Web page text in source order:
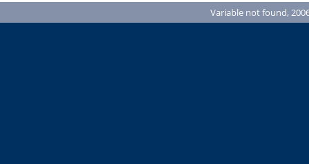
Variable not found,